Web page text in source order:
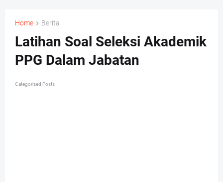
Home Berita
Latihan Soal Seleksi Akademik
PPG Dalam Jabatan
Categorised Posts